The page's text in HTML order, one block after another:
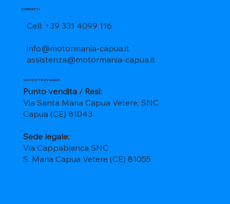
CONTATTI
Cell: +39 331 4099 116
info@motormania-capua.it
assistenza@motormania-capua.it
DOVE CI TROVIAMO?
Punto vendita / Resi:
Via Santa Maria Capua Vetere, SNC
Capua (CE) 81043
Sede legale:
Via Cappabianca SNC
S. Maria Capua Vetere (CE) 81055